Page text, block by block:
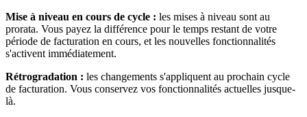
Mise à niveau en cours de cycle : les mises à niveau sont au
prorata. Vous payez la différence pour le temps restant de votre
période de facturation en cours, et les nouvelles fonctionnalités
s'activent immédiatement.
Rétrogradation : les changements s'appliquent au prochain cycle
de facturation. Vous conservez vos fonctionnalités actuelles jusque-
là.